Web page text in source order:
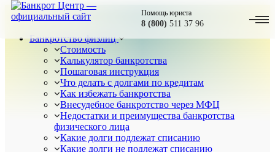
Помощь юриста
8 (800) 511 37 96
Банкротство физлиц
Стоимость
Калькулятор банкротства
Пошаговая инструкция
Что делать с долгами по кредитам
Как избежать банкротства
Внесудебное банкротство через МФЦ
Недостатки и преимущества банкротства
физического лица
Какие долги подлежат списанию
Какие долги не подлежат списанию